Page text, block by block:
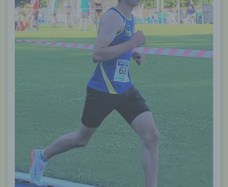
werden. Sie können die Verwendung von Cookies,
LocalStorage und SessionStorage durch
entsprechende Einstellung in Ihrem Browser
verhindern.
Zahlreiche Internetseiten und Server verwenden
Cookies. Viele Cookies enthalten eine sogenannte
Cookie-ID. Eine Cookie-ID ist eine eindeutige
Kennung des Cookies. Sie besteht aus einer
Zeichenfolge, durch welche Internetseiten und
Server dem konkreten Internetbrowser zugeordnet
werden können, in dem das Cookie gespeichert
wurde. Dies ermöglicht es den besuchten
Internetseiten und Servern, den individuellen
Browser der betroffenen Person von anderen
Internetbrowsern, die andere Cookies enthalten,
zu unterscheiden. Ein bestimmter Internetbrowser
kann über die eindeutige Cookie-ID wiedererkannt
und identifiziert werden.